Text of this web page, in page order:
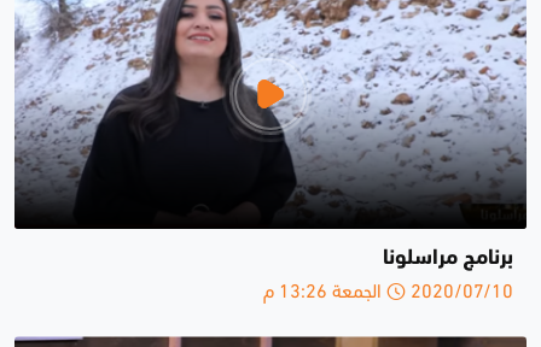
برنامج مراسلونا
2020/07/10 الجمعة 13:26 م